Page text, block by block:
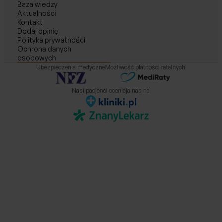
Baza wiedzy
Aktualności
Kontakt
Dodaj opinię
Polityka prywatności
Ochrona danych
osobowych
Ubezpieczenia medyczneMożliwość płatności ratalnych
Nasi pacjenci oceniaja nas na